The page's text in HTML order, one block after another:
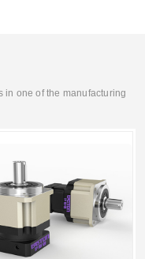
in one of the manufacturing